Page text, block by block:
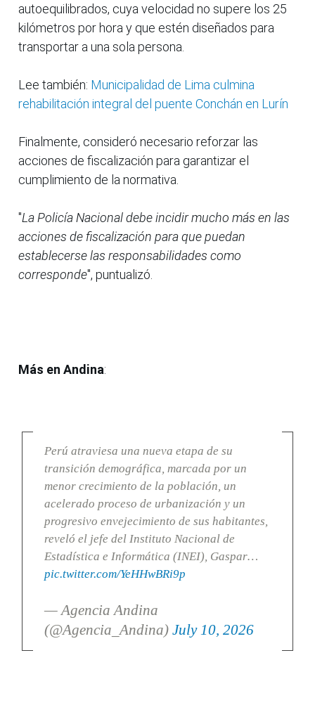
autoequilibrados, cuya velocidad no supere los 25
kilómetros por hora y que estén diseñados para
transportar a una sola persona.
Lee también: Municipalidad de Lima culmina
rehabilitación integral del puente Conchán en Lurín
Finalmente, consideró necesario reforzar las
acciones de fiscalización para garantizar el
cumplimiento de la normativa.
"La Policía Nacional debe incidir mucho más en las
acciones de fiscalización para que puedan
establecerse las responsabilidades como
corresponde", puntualizó.
Más en Andina:
Perú atraviesa una nueva etapa de su
transición demográfica, marcada por un
menor crecimiento de la población, un
acelerado proceso de urbanización y un
progresivo envejecimiento de sus habitantes,
reveló el jefe del Instituto Nacional de
Estadística e Informática (INEI), Gaspar…
pic.twitter.com/YeHHwBRi9p
— Agencia Andina
(@Agencia_Andina) July 10, 2026